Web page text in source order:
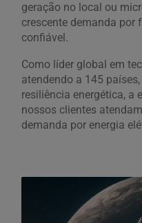
geração no local ou
crescente demanda por
confiável.
Como líder global em
atendendo a 145
resiliência energética, a
nossos clientes
demanda por energia